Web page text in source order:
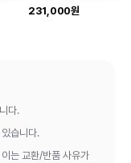
231,000원
다.
습니다.
는 교환/반품 사유가